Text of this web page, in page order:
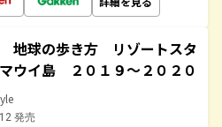
地球の歩き方 リゾートスタ
ウイ島 ２０１９～２０２０
発売